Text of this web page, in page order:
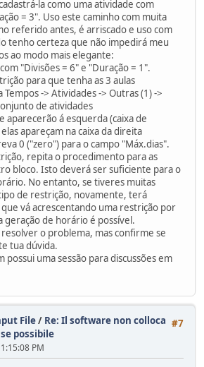
la como uma atividade com
= 3". Uso este caminho com muita
referido antes, é arriscado e uso com
tenho certeza que não impedirá meu
ao modo mais elegante:
"Divisões = 6" e "Duração = 1".
para que tenha as 3 aulas
Tempos -> Atividades -> Outras (1) ->
de atividades
aparecerão á esquerda (caixa de
apareçam na caixa da direita
0 ("zero") para o campo "Máx.dias".
repita o procedimento para as
bloco. Isto deverá ser suficiente para o
No entanto, se tiveres muitas
de restrição, novamente, terá
vá acrescentando uma restrição por
geração de horário é possível.
o problema, mas confirme se
tua dúvida.
uma sessão para discussões em
#7
File/ Re: Il software non colloca
possibile
PM